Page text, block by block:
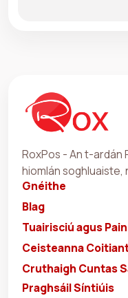
RoxPos - An t-ardán
hiomlán soghluaiste,
Gnéithe
Blag
Tuairisciú agus
Ceisteanna
Cruthaigh Cuntas
Praghsáil Síntiúis